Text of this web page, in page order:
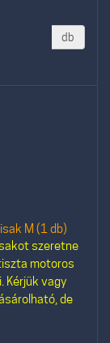
db
M (1 db)
szeretne
motoros
Kérjük vagy
de